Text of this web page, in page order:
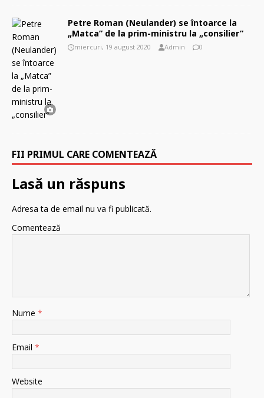
Petre Roman (Neulander) se întoarce la
„Matca” de la prim-ministru la „consilier”
miercuri, 19 august 2020 Admin 0
FII PRIMUL CARE COMENTEAZĂ
Lasă un răspuns
Adresa ta de email nu va fi publicată.
Comentează
Nume *
Email *
Website